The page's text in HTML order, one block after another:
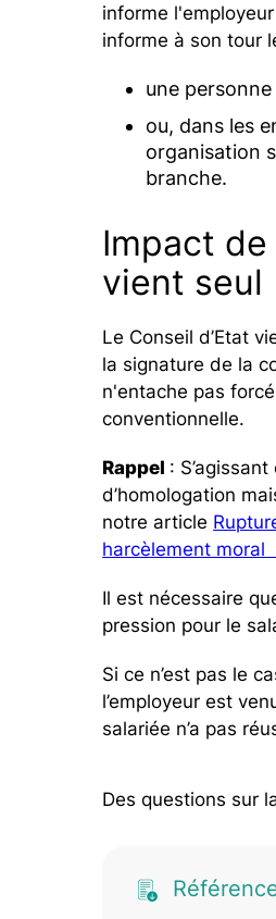
informe
informe à son tour
une
ou, dans les
organisation
branche.
Impact de
vient seul
Le Conseil d’Etat
la signature de la
n'entache pas
conventionnelle.
Rappel :
d’homologation
notre article
harcèlement moral
Il est nécessaire
pression pour le
Si ce n’est pas le
l’employeur est
salariée n’a pas
Des questions sur